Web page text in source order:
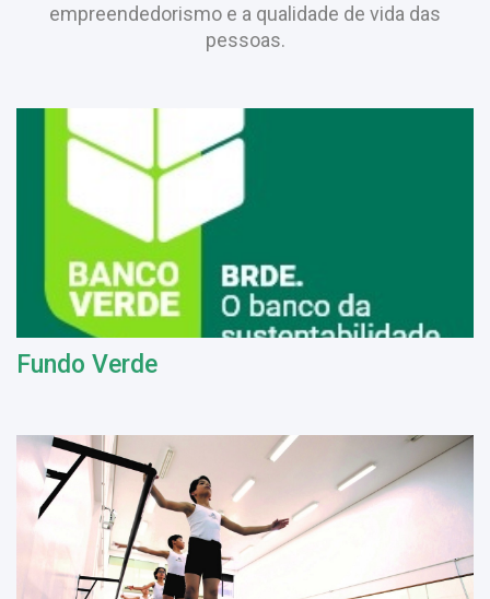
empreendedorismo e a qualidade de vida das
pessoas.
Fundo Verde